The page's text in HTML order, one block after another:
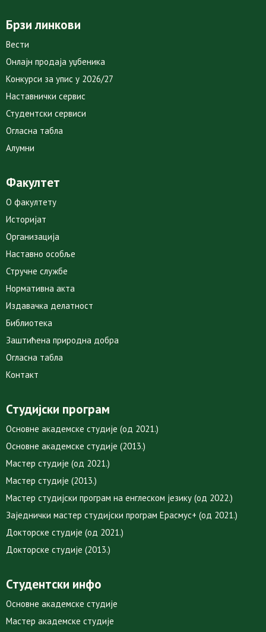
Брзи линкови
Вести
Онлајн продаја уџбеника
Конкурси за упис у 2026/27
Наставнички сервис
Студентски сервиси
Огласна табла
Алумни
Факултет
О факултету
Историјат
Организација
Наставно особље
Стручне службе
Нормативна акта
Издавачка делатност
Библиотека
Заштићена природна добра
Огласна табла
Контакт
Студијски програм
Основне академске студије (од 2021.)
Основне академске студије (2013.)
Мастер студије (од 2021.)
Мастер студије (2013.)
Мастер студијски програм на енглеском језику (од 2022.)
Заједнички мастер студијски програм Ерасмус+ (од 2021.)
Докторске студије (од 2021.)
Докторске студије (2013.)
Студентски инфо
Основне академске студије
Мастер академске студије